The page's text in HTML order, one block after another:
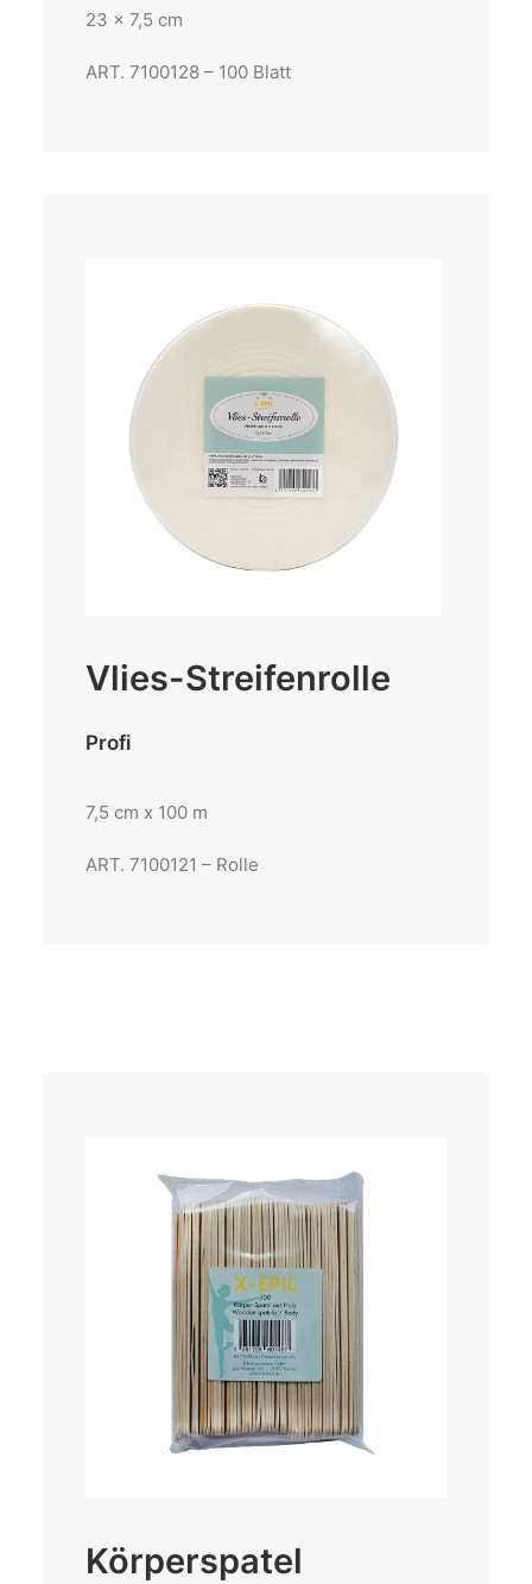
23 x 7,5 cm
ART. 7100128 – 100 Blatt
Vlies-Streifenrolle
Profi
7,5 cm x 100 m
ART. 7100121 – Rolle
Körperspatel